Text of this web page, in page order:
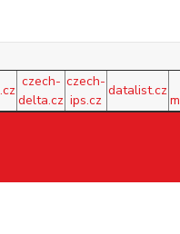
czech-
delta.cz
czech-
ips.cz
datalist.cz